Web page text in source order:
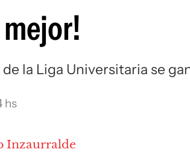
mejor!
la Liga Universitaria se
hs
Inzaurralde